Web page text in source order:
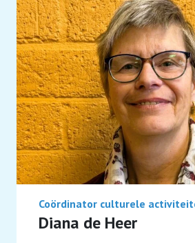
Coördinator culturele
Diana de Heer